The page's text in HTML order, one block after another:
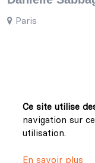
Paris
Ce site utilise
navigation sur
utilisation.
En savoir plus